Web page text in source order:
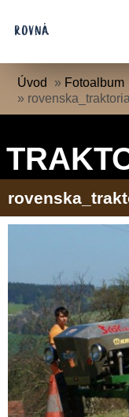
Úvod » Fotoalbum
»